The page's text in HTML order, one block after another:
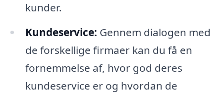
kunder.
Kundeservice: Gennem dialogen med
de forskellige firmaer kan du få en
fornemmelse af, hvor god deres
kundeservice er og hvordan de